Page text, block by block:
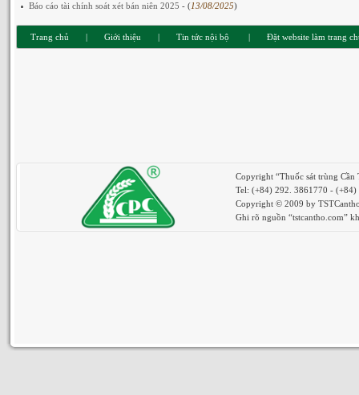
Báo cáo tài chính soát xét bán niên 2025 - (13/08/2025)
Trang chủ | Giới thiệu | Tin tức nội bộ | Đặt website làm trang
Copyright “Thuốc sát trùng
Tel: (+84) 292. 3861770 -
Copyright © 2009 by
Ghi rõ nguồn “tstcantho.com”